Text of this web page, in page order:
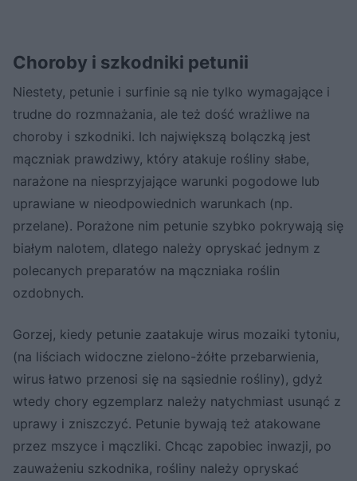
Choroby i szkodniki petunii
Niestety, petunie i surfinie są nie tylko wymagające i
trudne do rozmnażania, ale też dość wrażliwe na
choroby i szkodniki. Ich największą bolączką jest
mączniak prawdziwy, który atakuje rośliny słabe,
narażone na niesprzyjające warunki pogodowe lub
uprawiane w nieodpowiednich warunkach (np.
przelane). Porażone nim petunie szybko pokrywają się
białym nalotem, dlatego należy opryskać jednym z
polecanych preparatów na mączniaka roślin
ozdobnych.
Gorzej, kiedy petunie zaatakuje wirus mozaiki tytoniu,
(na liściach widoczne zielono-żółte przebarwienia,
wirus łatwo przenosi się na sąsiednie rośliny), gdyż
wtedy chory egzemplarz należy natychmiast usunąć z
uprawy i zniszczyć. Petunie bywają też atakowane
przez mszyce i mączliki. Chcąc zapobiec inwazji, po
zauważeniu szkodnika, rośliny należy opryskać